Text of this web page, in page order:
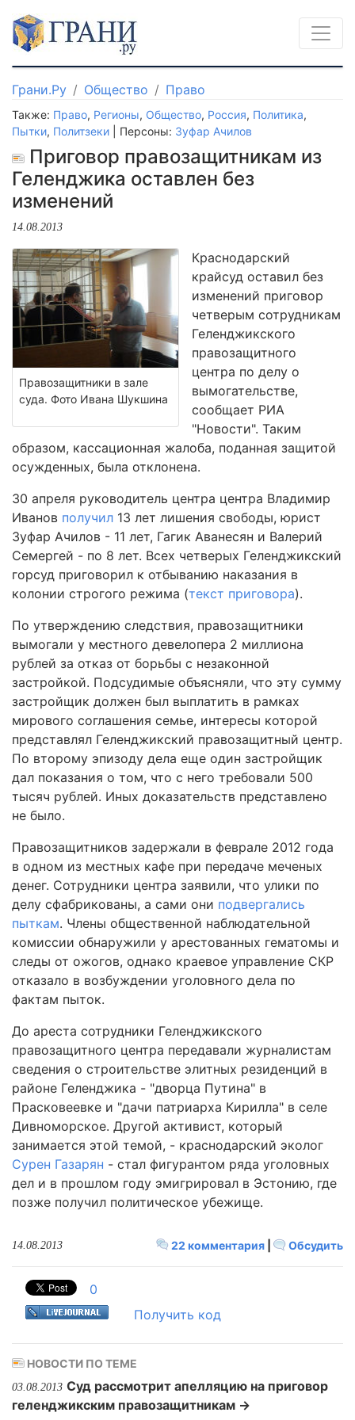
Грани.Ру Общество Право
Также: Право, Регионы, Общество, Россия, Политика,
Пытки, Политзеки | Персоны: Зуфар Ачилов
Приговор правозащитникам из
Геленджика оставлен без
изменений
14.08.2013
Правозащитники в зале
суда. Фото Ивана Шукшина
Краснодарский
крайсуд оставил без
изменений приговор
четверым сотрудникам
Геленджикского
правозащитного
центра по делу о
вымогательстве,
сообщает РИА
"Новости". Таким
образом, кассационная жалоба, поданная защитой
осужденных, была отклонена.
30 апреля руководитель центра центра Владимир
Иванов получил 13 лет лишения свободы, юрист
Зуфар Ачилов - 11 лет, Гагик Аванесян и Валерий
Семергей - по 8 лет. Всех четверых Геленджикский
горсуд приговорил к отбыванию наказания в
колонии строгого режима (текст приговора).
По утверждению следствия, правозащитники
вымогали у местного девелопера 2 миллиона
рублей за отказ от борьбы с незаконной
застройкой. Подсудимые объясняли, что эту сумму
застройщик должен был выплатить в рамках
мирового соглашения семье, интересы которой
представлял Геленджикский правозащитный центр.
По второму эпизоду дела еще один застройщик
дал показания о том, что с него требовали 500
тысяч рублей. Иных доказательств представлено
не было.
Правозащитников задержали в феврале 2012 года
в одном из местных кафе при передаче меченых
денег. Сотрудники центра заявили, что улики по
делу сфабрикованы, а сами они подвергались
пыткам. Члены общественной наблюдательной
комиссии обнаружили у арестованных гематомы и
следы от ожогов, однако краевое управление СКР
отказало в возбуждении уголовного дела по
фактам пыток.
До ареста сотрудники Геленджикского
правозащитного центра передавали журналистам
сведения о строительстве элитных резиденций в
районе Геленджика - "дворца Путина" в
Прасковеевке и "дачи патриарха Кирилла" в селе
Дивноморское. Другой активист, который
занимается этой темой, - краснодарский эколог
Сурен Газарян - стал фигурантом ряда уголовных
дел и в прошлом году эмигрировал в Эстонию, где
позже получил политическое убежище.
22 комментария Обсудить
14.08.2013
0
Получить код
НОВОСТИ ПО ТЕМЕ
03.08.2013 Суд рассмотрит апелляцию на приговор
геленджикским правозащитникам →